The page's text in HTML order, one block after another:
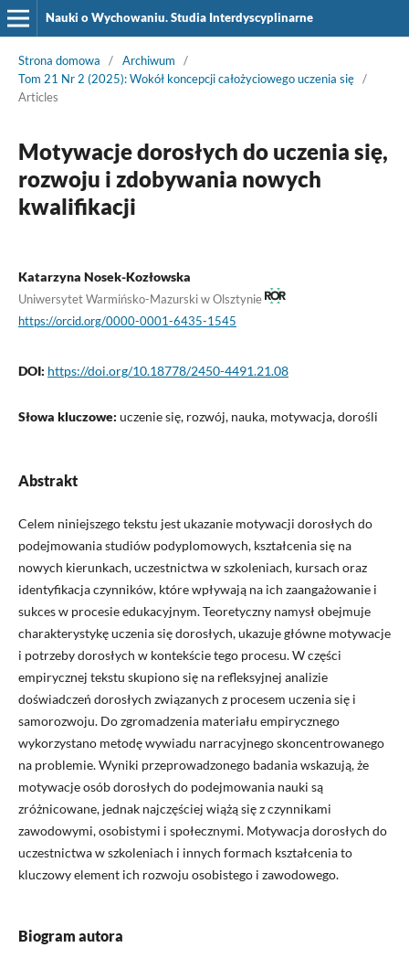
Nauki o Wychowaniu. Studia Interdyscyplinarne
Strona domowa / Archiwum
/
Tom 21 Nr 2 (2025): Wokół koncepcji całożyciowego uczenia się /
Articles
Motywacje dorosłych do uczenia się,
rozwoju i zdobywania nowych
kwalifikacji
Katarzyna Nosek-Kozłowska
Uniwersytet Warmińsko-Mazurski w Olsztynie
https://orcid.org/0000-0001-6435-1545
DOI: https://doi.org/10.18778/2450-4491.21.08
Słowa kluczowe: uczenie się, rozwój, nauka, motywacja, dorośli
Abstrakt
Celem niniejszego tekstu jest ukazanie motywacji dorosłych do
podejmowania studiów podyplomowych, kształcenia się na
nowych kierunkach, uczestnictwa w szkoleniach, kursach oraz
identyfikacja czynników, które wpływają na ich zaangażowanie i
sukces w procesie edukacyjnym. Teoretyczny namysł obejmuje
charakterystykę uczenia się dorosłych, ukazuje główne motywacje
i potrzeby dorosłych w kontekście tego procesu. W części
empirycznej tekstu skupiono się na refleksyjnej analizie
doświadczeń dorosłych związanych z procesem uczenia się i
samorozwoju. Do zgromadzenia materiału empirycznego
wykorzystano metodę wywiadu narracyjnego skoncentrowanego
na problemie. Wyniki przeprowadzonego badania wskazują, że
motywacje osób dorosłych do podejmowania nauki są
zróżnicowane, jednak najczęściej wiążą się z czynnikami
zawodowymi, osobistymi i społecznymi. Motywacja dorosłych do
uczestnictwa w szkoleniach i innych formach kształcenia to
kluczowy element ich rozwoju osobistego i zawodowego.
Biogram autora